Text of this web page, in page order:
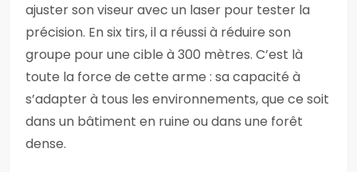
ajuster son viseur avec un laser pour tester la
précision. En six tirs, il a réussi à réduire son
groupe pour une cible à 300 mètres. C’est là
toute la force de cette arme : sa capacité à
s’adapter à tous les environnements, que ce soit
dans un bâtiment en ruine ou dans une forêt
dense.